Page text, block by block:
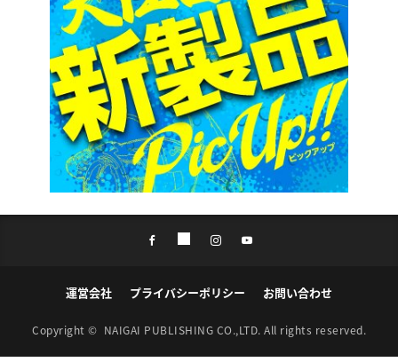
運営会社 プライバシーポリシー お問い合わせ
Copyright © NAIGAI PUBLISHING CO.,LTD. All rights reserved.